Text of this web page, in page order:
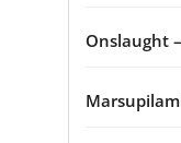
Onslaught